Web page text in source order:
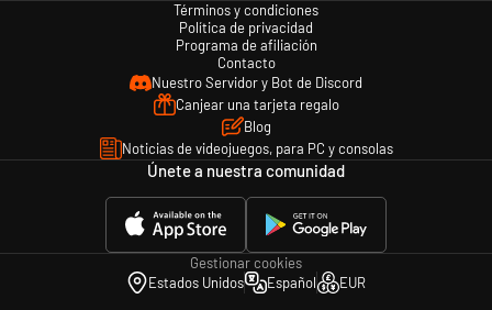
Términos y condiciones
Política de privacidad
Programa de afiliación
Contacto
Nuestro Servidor y Bot de Discord
Canjear una tarjeta regalo
Blog
Noticias de videojuegos, para PC y consolas
Únete a nuestra comunidad
Gestionar cookies
Estados Unidos
Español EUR